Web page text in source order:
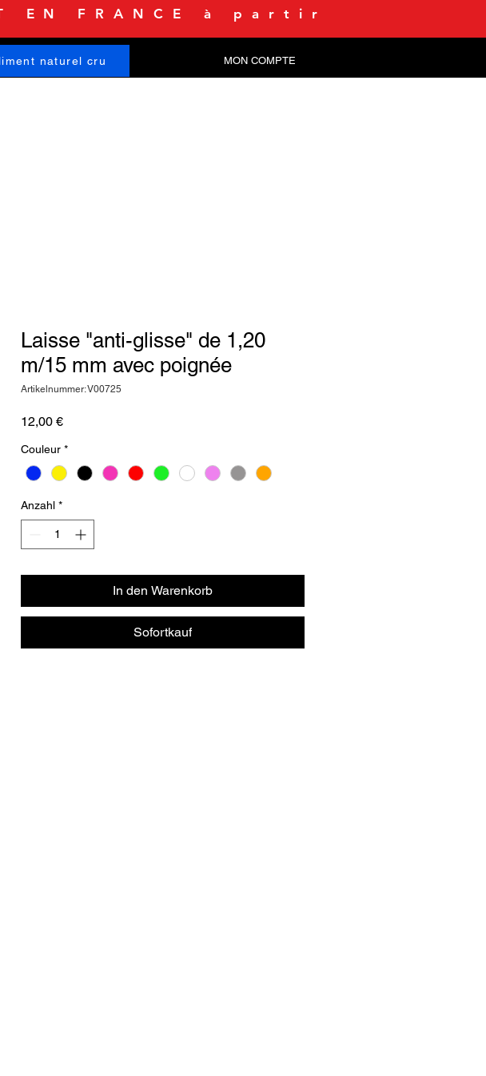
EN FRANCE à partir
naturel cru MON COMPTE
Laisse "anti-glisse" de 1,20
m/15 mm avec poignée
Artikelnummer: V00725
12,00 €Preis
Couleur *
Anzahl *
In den Warenkorb
Sofortkauf